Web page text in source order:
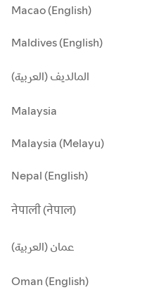
Macao (English)
Maldives (English)
المالديف (العربية)
Malaysia
Malaysia (Melayu)
Nepal (English)
नेपाली (नेपाल)
عمان (العربية)
Oman (English)